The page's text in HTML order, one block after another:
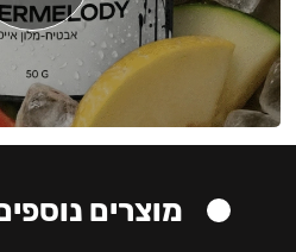
מוצרים